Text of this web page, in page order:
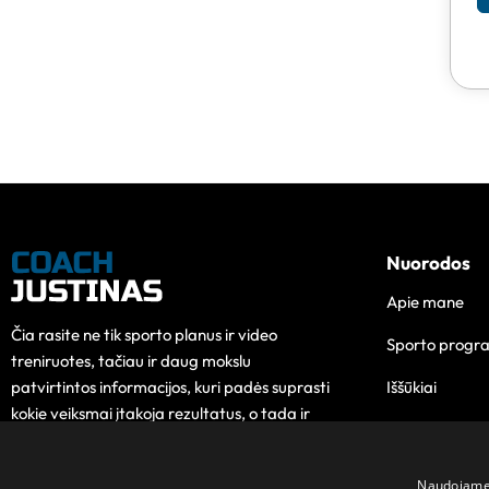
Čia rasite ne tik sporto planus ir video
treniruotes, tačiau ir daug mokslu
patvirtintos informacijos, kuri padės suprasti
kokie veiksmai įtakoja rezultatus, o tada ir
Nuorodos
Apie mane
Sporto
Iššūkiai